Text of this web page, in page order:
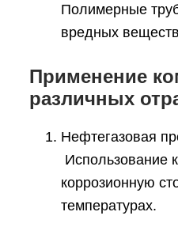
Полимерные
вредных
Применение
различных
Нефтегазовая
Использование
коррозионную
температурах.